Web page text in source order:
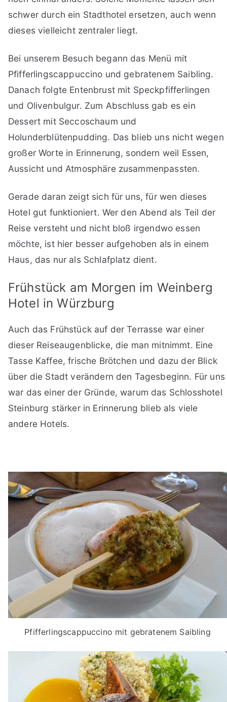
schwer durch ein Stadthotel ersetzen, auch wenn
dieses vielleicht zentraler liegt.
Bei unserem Besuch begann das Menü mit
Pfifferlingscappuccino und gebratenem Saibling.
Danach folgte Entenbrust mit Speckpfifferlingen
und Olivenbulgur. Zum Abschluss gab es ein
Dessert mit Seccoschaum und
Holunderblütenpudding. Das blieb uns nicht wegen
großer Worte in Erinnerung, sondern weil Essen,
Aussicht und Atmosphäre zusammenpassten.
Gerade daran zeigt sich für uns, für wen dieses
Hotel gut funktioniert. Wer den Abend als Teil der
Reise versteht und nicht bloß irgendwo essen
möchte, ist hier besser aufgehoben als in einem
Haus, das nur als Schlafplatz dient.
Frühstück am Morgen im Weinberg
Hotel in Würzburg
Auch das Frühstück auf der Terrasse war einer
dieser Reiseaugenblicke, die man mitnimmt. Eine
Tasse Kaffee, frische Brötchen und dazu der Blick
über die Stadt verändern den Tagesbeginn. Für uns
war das einer der Gründe, warum das Schlosshotel
Steinburg stärker in Erinnerung blieb als viele
andere Hotels.
Pfifferlingscappuccino mit gebratenem Saibling